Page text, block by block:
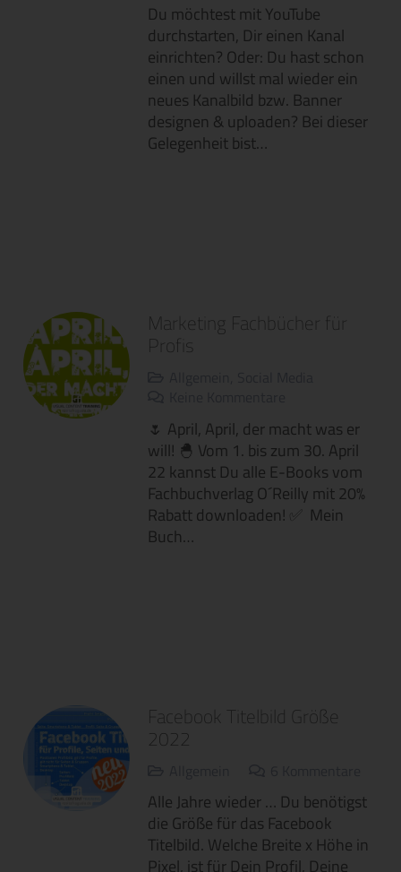
Du möchtest mit YouTube
durchstarten, Dir einen Kanal
einrichten? Oder: Du hast schon
einen und willst mal wieder ein
neues Kanalbild bzw. Banner
designen & uploaden? Bei dieser
Gelegenheit bist…
Marketing Fachbücher für
Profis
🌷 April, April, der macht was er
will! 🐣 Vom 1. bis zum 30. April
22 kannst Du alle E-Books vom
Fachbuchverlag O´Reilly mit 20%
Rabatt downloaden! ✅ Mein
Buch…
Facebook Titelbild Größe
2022
Alle Jahre wieder … Du benötigst
die Größe für das Facebook
Titelbild. Welche Breite x Höhe in
Pixel, ist für Dein Profil, Deine